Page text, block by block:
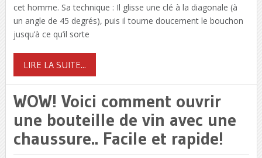
cet homme. Sa technique : Il glisse une clé à la diagonale (à
un angle de 45 degrés), puis il tourne doucement le bouchon
jusqu’à ce qu’il sorte
LIRE LA SUITE...
WOW! Voici comment ouvrir
une bouteille de vin avec une
chaussure.. Facile et rapide!